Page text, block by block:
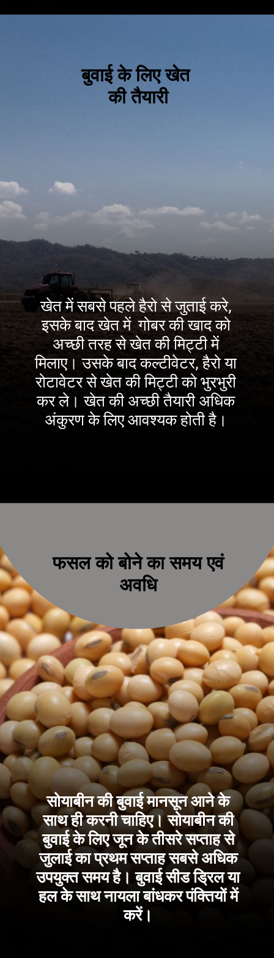
बुवाई के लिए खेत
की तैयारी
खेत में सबसे पहले हैरो से जुताई करे,
इसके बाद खेत में गोबर की खाद को
अच्छी तरह से खेत की मिट्टी में
मिलाए। उसके बाद कल्टीवेटर, हैरो या
रोटावेटर से खेत की मिट्टी को भुरभुरी
कर ले। खेत की अच्छी तैयारी अधिक
अंकुरण के लिए आवश्यक होती है।
फसल को बोने का समय एवं
अवधि
सोयाबीन की बुवाई मानसून आने के
साथ ही करनी चाहिए। सोयाबीन की
बुवाई के लिए जून के तीसरे सप्ताह से
जुलाई का प्रथम सप्ताह सबसे अधिक
उपयुक्त समय है। बुवाई सीड ड्रिल या
हल के साथ नायला बांधकर पंक्तियों में
करें।